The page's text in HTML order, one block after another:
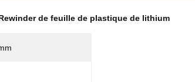
de feuille de plastique de lithium